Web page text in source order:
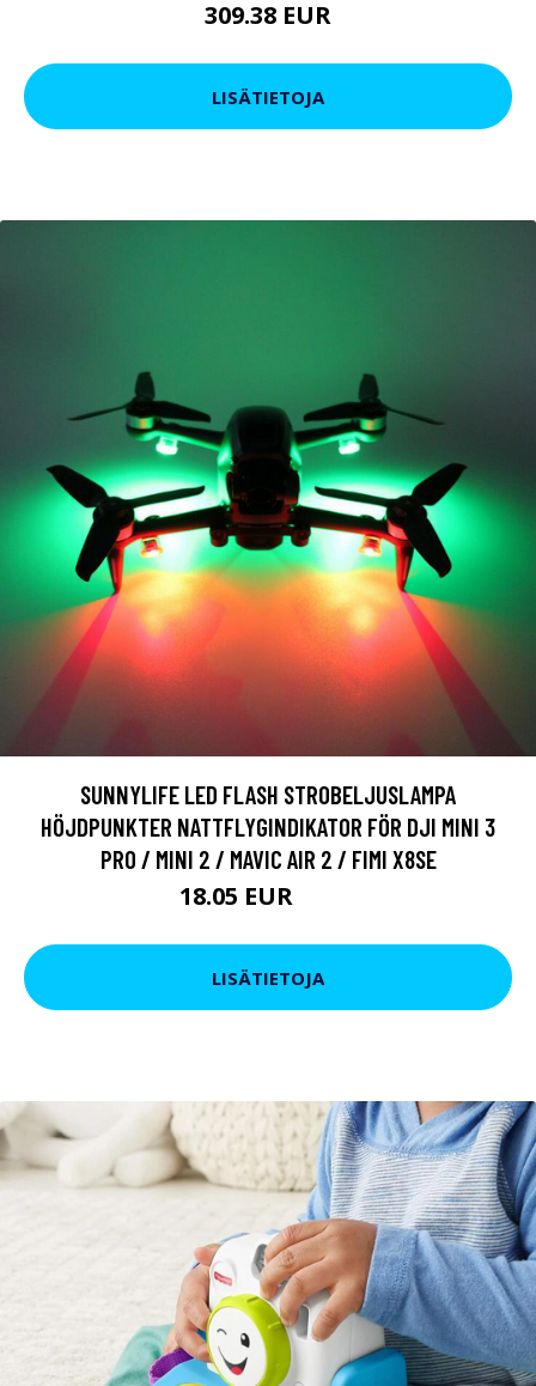
309.38 EUR
LISÄTIETOJA
SUNNYLIFE LED FLASH STROBELJUSLAMPA
HÖJDPUNKTER NATTFLYGINDIKATOR FÖR DJI MINI 3
PRO / MINI 2 / MAVIC AIR 2 / FIMI X8SE
18.05 EUR
LISÄTIETOJA